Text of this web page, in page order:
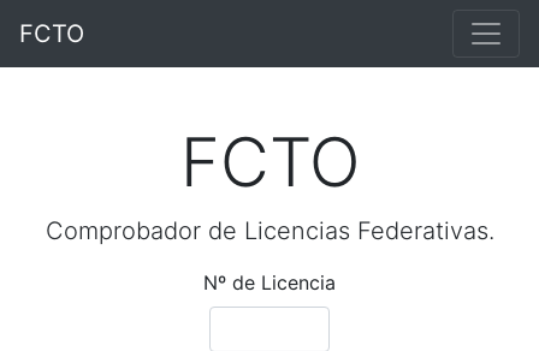
FCTO
FCTO
Comprobador de Licencias Federativas.
Nº de Licencia